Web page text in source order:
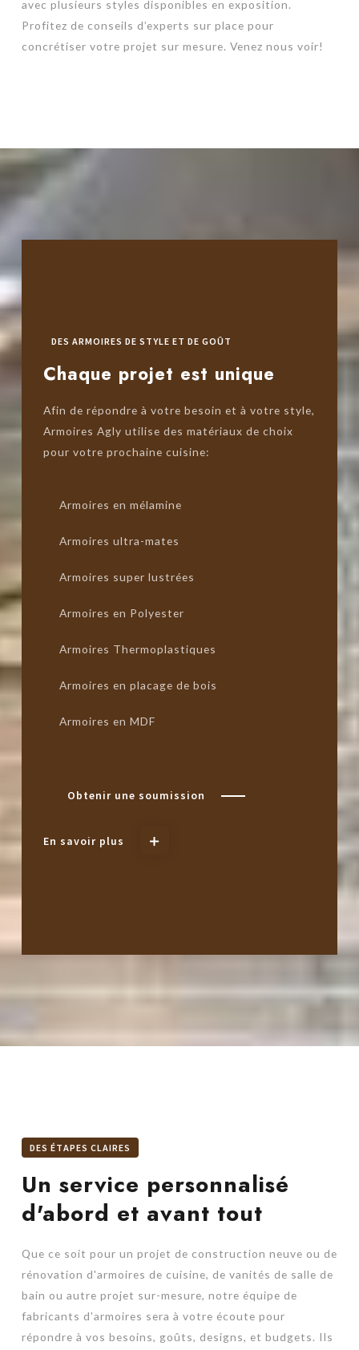
avec plusieurs styles disponibles en exposition.
Profitez de conseils d’experts sur place pour
concrétiser votre projet sur mesure. Venez nous voir!
DES ARMOIRES DE STYLE ET DE GOÛT
Chaque projet est unique
Afin de répondre à votre besoin et à votre style,
Armoires Agly utilise des matériaux de choix
pour votre prochaine cuisine:
Armoires en mélamine
Armoires ultra-mates
Armoires super lustrées
Armoires en Polyester
Armoires Thermoplastiques
Armoires en placage de bois
Armoires en MDF
Obtenir une soumission
En savoir plus
DES ÉTAPES CLAIRES
Un service personnalisé
d'abord et avant tout
Que ce soit pour un projet de construction neuve ou de
rénovation d'armoires de cuisine, de vanités de salle de
bain ou autre projet sur-mesure, notre équipe de
fabricants d'armoires sera à votre écoute pour
répondre à vos besoins, goûts, designs, et budgets. Ils